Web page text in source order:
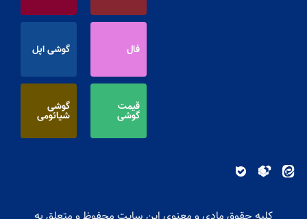
فال گوشی اپل
قیمت
گوشی
گوشی
شیائومی